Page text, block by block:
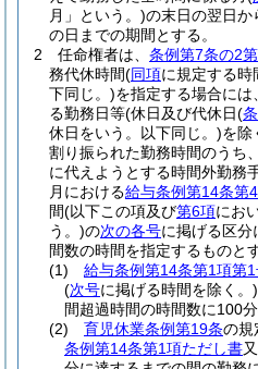
月」という。)の末日の翌日か
の日までの期間とする。
2
任命権者は、 条例第7条の2
務代休時間(同項に規定する時
下同じ。)を指定する場合には、
る勤務日等(休日及び代休日(
休日をいう。以下同じ。)を除
割り振られた勤務時間のうち
に代えようとする時間外勤務
月における給与条例第14条第
間(以下この項及び第6項にお
う。)の次の各号に掲げる区分
間数の時間を指定するものとす
(1)
給与条例第14条第1項第
(次号に掲げる時間を除く。)
間超過時間の時間数に100
(2)
育児休業条例第19条の規
条例第14条第1項ただし書